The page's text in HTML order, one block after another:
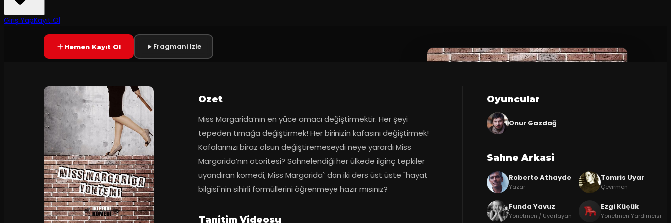
Giriş YapKayıt OlYAKINDA
Hemen Kayıt Ol Fragmani Izle
Ozet
Miss Margarida’nın en yüce amacı değiştirmektir. Her şeyi
tepeden tırnağa değiştirmek! Her birinizin kafasını değiştirmek!
Kafalarınızı biraz olsun değiştiremeseydi neye yarardı Miss
Margarida’nın otoritesi? Sahnelendiği her ülkede ilginç tepkiler
uyandıran komedi, Miss Margarida` dan iki ders üst üste "hayat
bilgisi"nin sihirli formüllerini öğrenmeye hazır mısınız?
Tanitim Videosu
Oyuncular
Onur Gazdağ
Sahne Arkasi
Roberto Athayde
Yazar
Tomris Uyar
Çevirmen
Funda Yavuz
Yönetmen / Uyarlayan
Ezgi Küçük
Yönetmen Yardımcısı